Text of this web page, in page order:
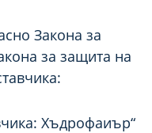
Закона за
за защита на
Хъдрофаиър“